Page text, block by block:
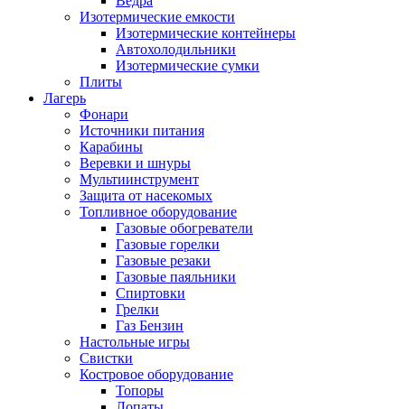
Изотермические емкости
Изотермические контейнеры
Автохолодильники
Изотермические сумки
Плиты
Лагерь
Фонари
Источники питания
Карабины
Веревки и шнуры
Мультиинструмент
Защита от насекомых
Топливное оборудование
Газовые обогреватели
Газовые горелки
Газовые резаки
Газовые паяльники
Спиртовки
Грелки
Газ Бензин
Настольные игры
Свистки
Костровое оборудование
Топоры